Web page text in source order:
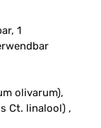
1
olivarum),
Ct. linalool) ,